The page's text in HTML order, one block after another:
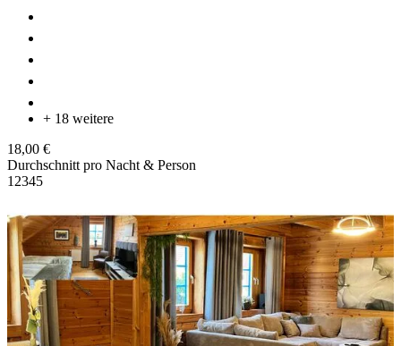
+ 18 weitere
18,00 €
Durchschnitt pro Nacht & Person
1 2345